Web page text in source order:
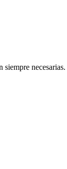
necesarias.